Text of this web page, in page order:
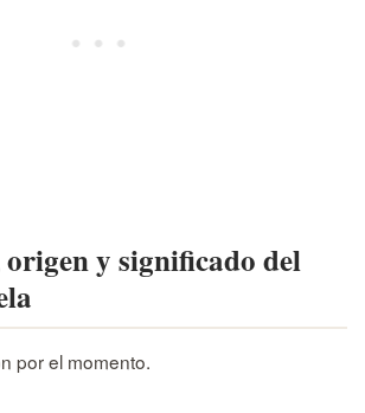
y significado del
por el momento.